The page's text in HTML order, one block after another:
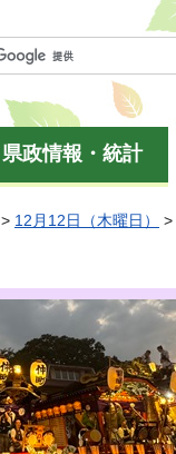
県政情報・統計
> 12月12日（木曜日） >